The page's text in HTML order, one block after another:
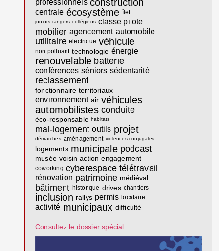
professionnels construction
centrale écosystème îlet
juniors rangers collégiens classe pilote
mobilier agencement automobile
utilitaire électrique véhicule
non polluant technologie énergie
renouvelable batterie
conférences séniors sédentarité
reclassement
fonctionnaire territoriaux
environnement air véhicules
automobilistes conduite
éco-responsable habitats
mal-logement outils projet
démarches aménagement violences conjugales
logements municipale podcast
musée voisin action engagement
coworking cyberespace télétravail
rénovation patrimoine médiéval
bâtiment historique drives chantiers
inclusion rallys permis locataire
activité municipaux difficulté
Consultez le dossier spécial :